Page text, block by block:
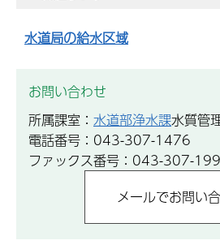
水道局の給水区域
お問い合わせ
所属課室： 水道部浄水課水質管
電話番号：043-307-1476
ファックス番号：043-307-